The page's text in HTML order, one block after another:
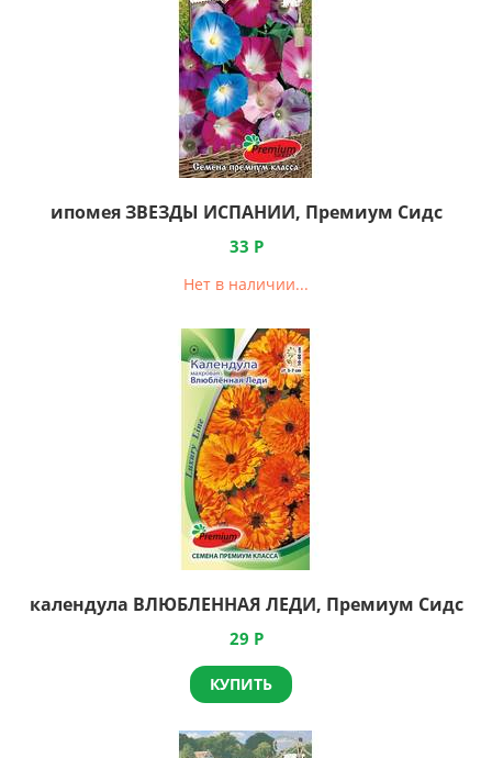
ипомея ЗВЕЗДЫ ИСПАНИИ, Премиум Сидс
33 Р
Нет в наличии...
календула ВЛЮБЛЕННАЯ ЛЕДИ, Премиум Сидс
29 Р
КУПИТЬ